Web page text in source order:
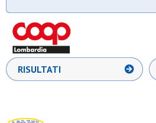
RISULTATI